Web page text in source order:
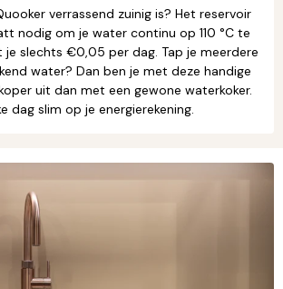
verrassend zuinig is? Het reservoir
nodig om je water continu op 110 °C te
je slechts €0,05 per dag. Tap je meerdere
water? Dan ben je met deze handige
uit dan met een gewone waterkoker.
dag slim op je energierekening.